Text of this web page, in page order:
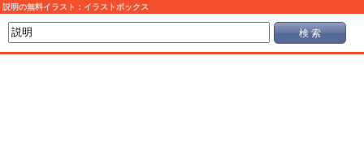
説明の無料イラスト：イラストボックス
検 索